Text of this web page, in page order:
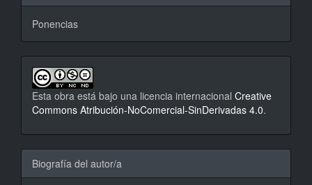
Ponencias
Esta obra está bajo una licencia internacional Creative
Commons Atribución-NoComercial-SinDerivadas 4.0.
Biografía del autor/a